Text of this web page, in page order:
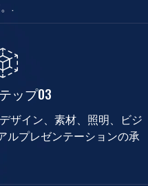
.
ップ03
ザイン、素材、照明、ビジ
ルプレゼンテーションの承